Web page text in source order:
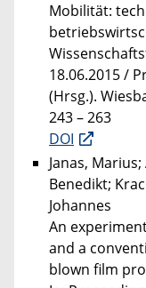
Mobilität:
18.06.2015 /
(Hrsg.).
243 – 263
DOI
Janas,
Benedikt;
Johannes
An
and a
blown film